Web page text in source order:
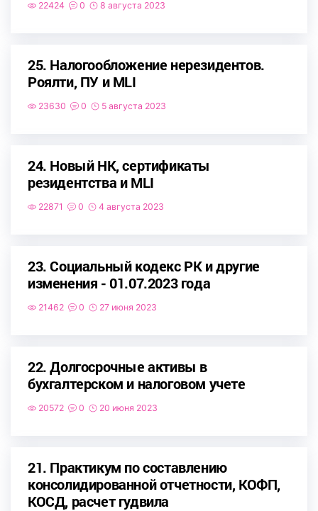
22424 0 8 августа 2023
25. Налогообложение нерезидентов.
Роялти, ПУ и MLI
23630 0 5 августа 2023
24. Новый НК, сертификаты
резидентства и MLI
22871 0 4 августа 2023
23. Социальный кодекс РК и другие
изменения - 01.07.2023 года
21462 0 27 июня 2023
22. Долгосрочные активы в
бухгалтерском и налоговом учете
20572 0 20 июня 2023
21. Практикум по составлению
консолидированной отчетности, КОФП,
КОСД, расчет гудвила